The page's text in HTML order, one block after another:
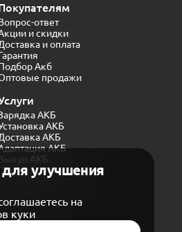
улучшения
на
куки
ответ
и скидки
и оплата
Акб
продажи
АКБ
АКБ
АКБ
АКБ
АКБ
генератора
данных